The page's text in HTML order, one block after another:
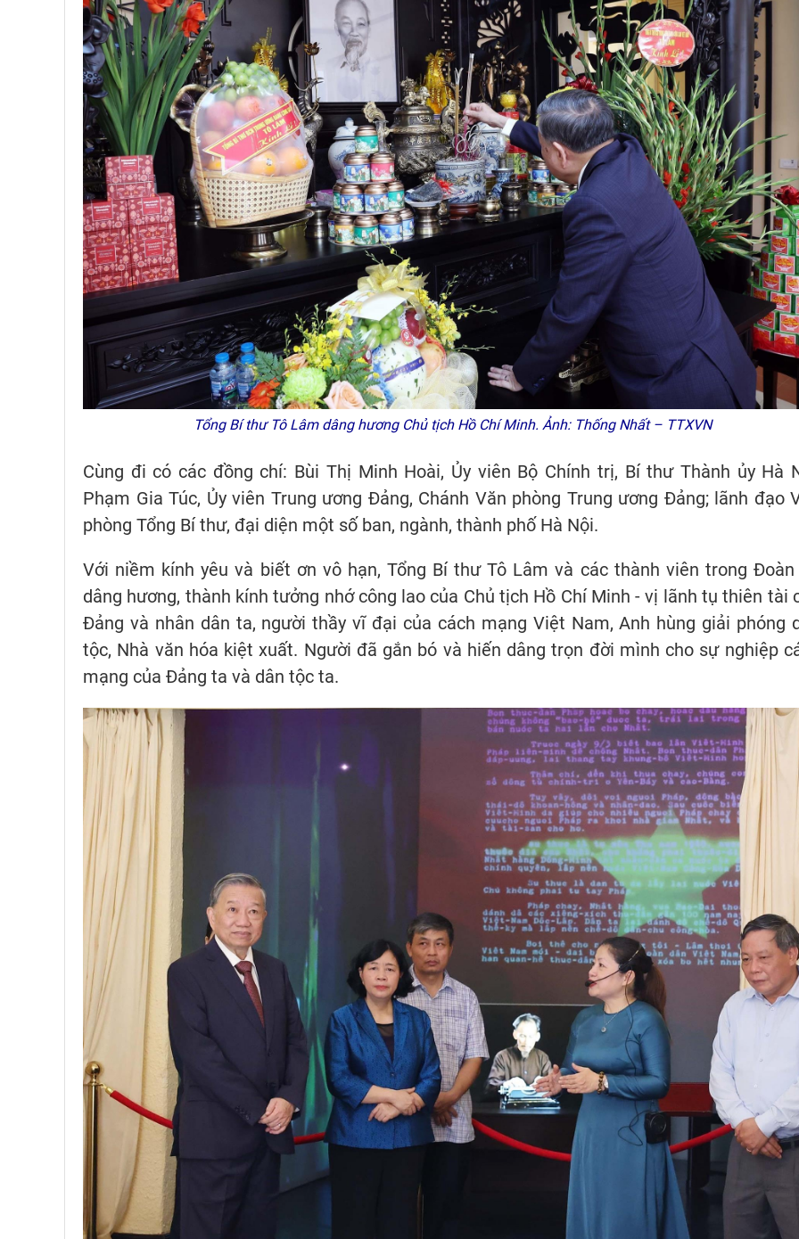
Tổng Bí thư Tô Lâm dâng hương Chủ tịch Hồ Chí Minh. Ảnh: Thống Nhất – TTXVN
Cùng đi có các đồng chí: Bùi Thị Minh Hoài, Ủy viên Bộ Chính trị, Bí thư Thành ủy Hà
Phạm Gia Túc, Ủy viên Trung ương Đảng, Chánh Văn phòng Trung ương Đảng; lãnh đạo
phòng Tổng Bí thư, đại diện một số ban, ngành, thành phố Hà Nội.
Với niềm kính yêu và biết ơn vô hạn, Tổng Bí thư Tô Lâm và các thành viên trong
dâng hương, thành kính tưởng nhớ công lao của Chủ tịch Hồ Chí Minh - vị lãnh tụ thiên tài
Đảng và nhân dân ta, người thầy vĩ đại của cách mạng Việt Nam, Anh hùng giải phóng
tộc, Nhà văn hóa kiệt xuất. Người đã gắn bó và hiến dâng trọn đời mình cho sự nghiệp
mạng của Đảng ta và dân tộc ta.